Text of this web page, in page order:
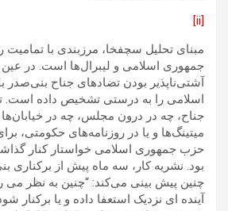
[ii]
مبنای تحلیل سچفخا، مرزبندی با تمامیت
جمهوری اسلامی و لیبرال‌ها است. در
آشتی‌ناپذیر بودن تضادهای جناح
اسلامی را به درستی تشخیص داده است.
جناح، چه در درون مجلس، چه در
میتینگ‌ها و یا در روزنامه‌های حکومتی،
حزب جمهوری اسلامی خواستار کنار
بود. نشریه کار، سه ماه پیش از برکناری
چنین پیش بینی می‌کند: “چنین به نظر می
آینده ای نزدیک استعفا داده و یا برکنار